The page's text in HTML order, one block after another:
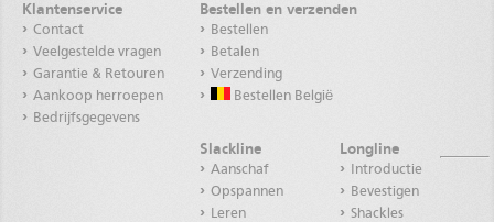
Klantenservice
Contact
Veelgestelde vragen
Garantie & Retouren
Aankoop herroepen
Bedrijfsgegevens
Bestellen en verzenden
Bestellen
Betalen
Verzending
Bestellen België
Slackline
Aanschaf
Opspannen
Leren
Longline
Introductie
Bevestigen
Shackles